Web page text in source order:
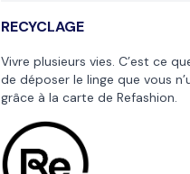
RECYCLAGE
Vivre plusieurs vies. C’est ce
de déposer le linge que vous
grâce à la carte de Refashion.